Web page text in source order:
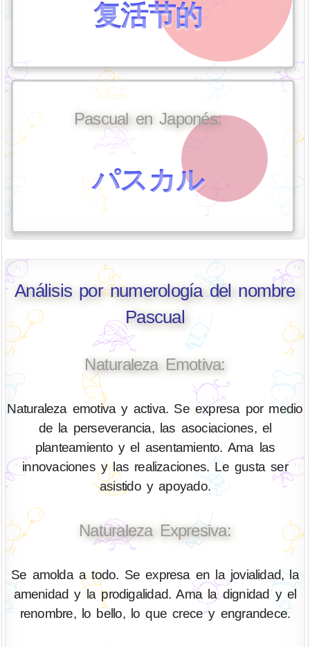
复活节的
Pascual en Japonés:
パスカル
Análisis por numerología del nombre
Pascual
Naturaleza Emotiva:
Naturaleza emotiva y activa. Se expresa por medio
de la perseverancia, las asociaciones, el
planteamiento y el asentamiento. Ama las
innovaciones y las realizaciones. Le gusta ser
asistido y apoyado.
Naturaleza Expresiva:
Se amolda a todo. Se expresa en la jovialidad, la
amenidad y la prodigalidad. Ama la dignidad y el
renombre, lo bello, lo que crece y engrandece.